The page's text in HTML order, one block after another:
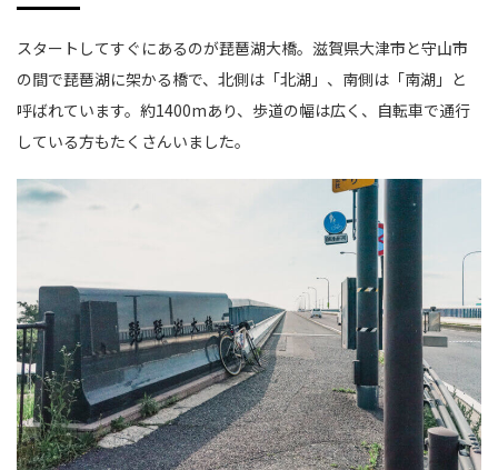
スタートしてすぐにあるのが琵琶湖大橋。滋賀県大津市と守山市
の間で琵琶湖に架かる橋で、北側は「北湖」、南側は「南湖」と
呼ばれています。約1400mあり、歩道の幅は広く、自転車で通行
している方もたくさんいました。